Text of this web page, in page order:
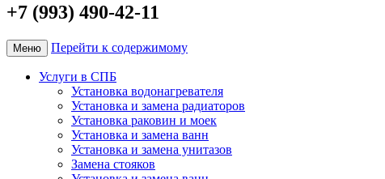
+7 (993) 490-42-11
Меню Перейти к содержимому
Услуги в СПБ
Установка водонагревателя
Установка и замена радиаторов
Установка раковин и моек
Установка и замена ванн
Установка и замена унитазов
Замена стояков